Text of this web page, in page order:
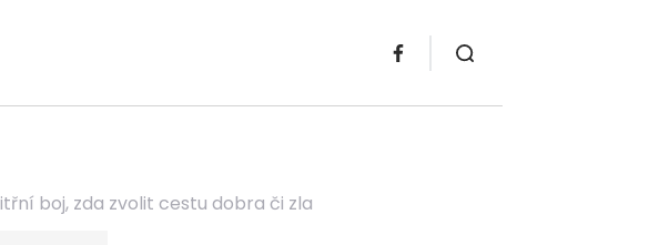
boj, zda zvolit cestu dobra či zla